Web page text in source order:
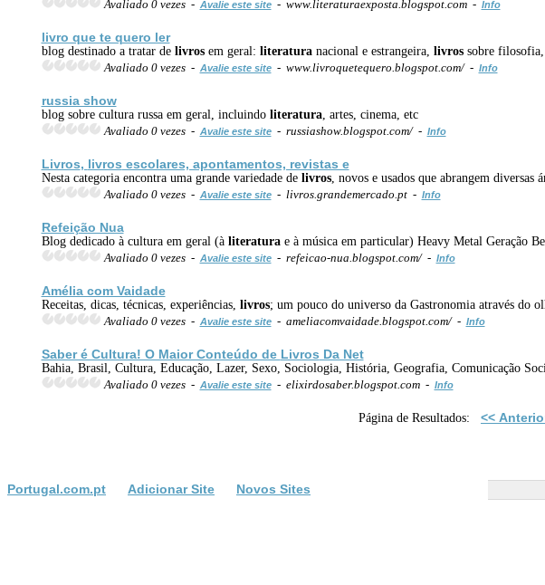
Avaliado 0 vezes - Avalie este site- www.literaturaexposta.blogspot.com - Info
livro que te quero ler
blog destinado a tratar de livrosem geral: literaturanacional e estrangeira, livrossobre filosofia,
Avaliado 0 vezes - Avalie este site- www.livroquetequero.blogspot.com/ - Info
russia show
blog sobre cultura russa em geral, incluindo literatura, artes, cinema, etc
Avaliado 0 vezes - Avalie este site- russiashow.blogspot.com/ - Info
Livros, livros escolares, apontamentos, revistas e
Nesta categoria encontra uma grande variedade de livros, novos e usados que abrangem diversas
Avaliado 0 vezes - Avalie este site- livros.grandemercado.pt - Info
Refeição Nua
Blog dedicado à cultura em geral (à literaturae à música em particular) Heavy Metal Geração
Avaliado 0 vezes - Avalie este site- refeicao-nua.blogspot.com/ - Info
Amélia com Vaidade
Receitas, dicas, técnicas, experiências, livros; um pouco do universo da Gastronomia através do
Avaliado 0 vezes - Avalie este site- ameliacomvaidade.blogspot.com/ - Info
Saber é Cultura! O Maior Conteúdo de Livros Da Net
Bahia, Brasil, Cultura, Educação, Lazer, Sexo, Sociologia, História, Geografia, Comunicação
Avaliado 0 vezes - Avalie este site- elixirdosaber.blogspot.com - Info
Página de Resultados: <<
Portugal.com.pt Adicionar Site Novos Sites